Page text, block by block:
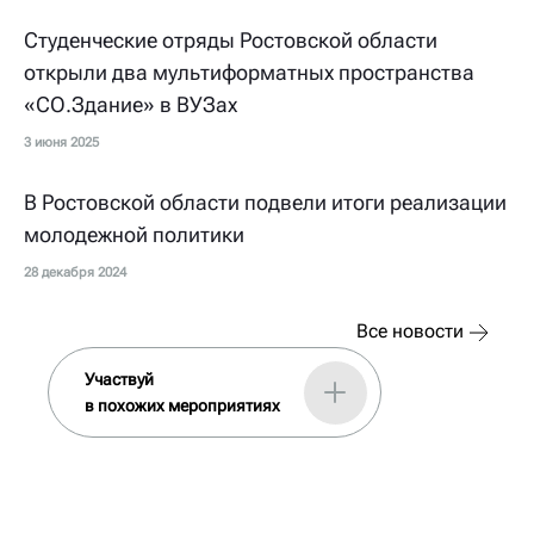
Студенческие отряды Ростовской области
открыли два мультиформатных пространства
«СО.Здание» в ВУЗах
3 июня 2025
В Ростовской области подвели итоги реализации
молодежной политики
28 декабря 2024
Все новости
Участвуй
в похожих мероприятиях